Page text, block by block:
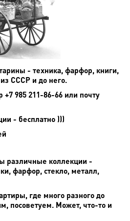
- техника, фарфор, книги,
СССР и до него.
+7 985 211-86-66 или почту
- бесплатно )))
различные коллекции -
фарфор, стекло, металл,
где много разного до
посоветуем. Может, что-то и